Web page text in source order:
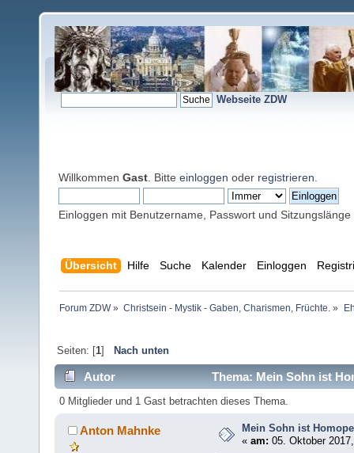
Webseite ZDW
Willkommen Gast . Bitte einloggen oder registrieren
Einloggen mit Benutzername, Passwort und Sitzungslänge
Übersicht Hilfe Suche Kalender Einloggen
Forum ZDW» Christsein - Mystik - Gaben, Charismen, Früchte. »
Seiten: [1] Nach unten
Autor Thema: Mein Sohn ist
0 Mitglieder und 1 Gast betrachten dieses Thema.
Anton Mahnke
Mein Sohn ist
«am: 05. Oktober